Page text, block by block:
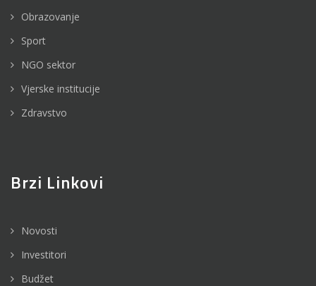
Obrazovanje
Sport
NGO sektor
Vjerske institucije
Zdravstvo
Brzi Linkovi
Novosti
Investitori
Budžet